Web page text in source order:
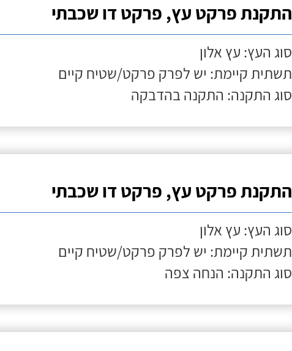
התקנת פרקט עץ, פרקט דו שכבתי
סוג העץ: עץ אלון
תשתית קיימת: יש לפרק פרקט/שטיח קיים
סוג התקנה: התקנה בהדבקה
התקנת פרקט עץ, פרקט דו שכבתי
סוג העץ: עץ אלון
תשתית קיימת: יש לפרק פרקט/שטיח קיים
סוג התקנה: הנחה צפה